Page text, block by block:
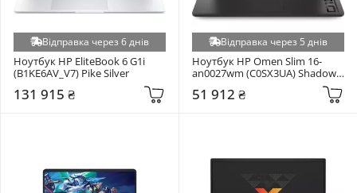
Відправка через 6 днів
Ноутбук HP EliteBook 6 G1i
(B1KE6AV_V7) Pike Silver
131 915 ₴
Відправка через 5 днів
Ноутбук HP Omen Slim 16-
an0027wm (C0SX3UA) Shadow
51 912 ₴